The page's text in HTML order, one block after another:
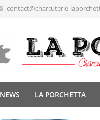
contact@charcuterie-
NEWS LA PORCHETTA